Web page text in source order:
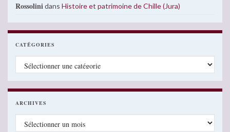
Rossolinidans Histoire et patrimoine de Chille (Jura)
CATÉGORIES
Catégories
ARCHIVES
Archives